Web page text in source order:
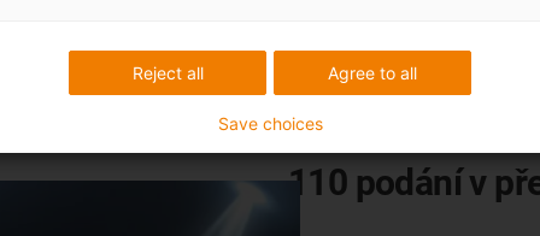
110 podání v
Agree to all
Reject all
Save choices